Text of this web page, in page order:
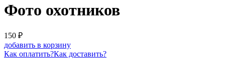
Фото охотников
150 ₽
добавить в корзину
Как оплатить?Как доставить?